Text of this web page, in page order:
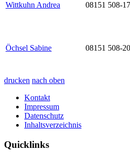
Wittkuhn Andrea 08151 508-17
Öchsel Sabine 08151 508-20
drucken nach oben
Kontakt
Impressum
Datenschutz
Inhaltsverzeichnis
Quicklinks